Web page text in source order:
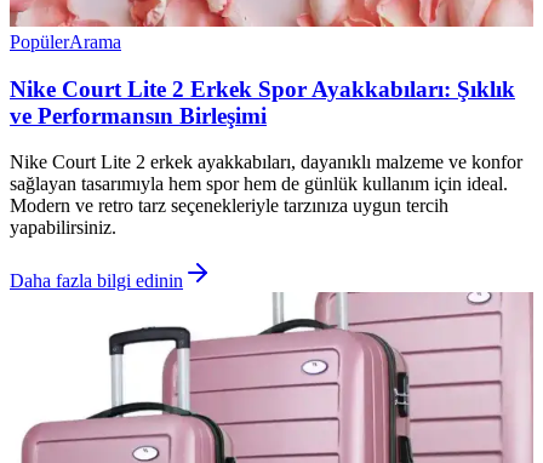
PopülerArama
Nike Court Lite 2 Erkek Spor Ayakkabıları: Şıklık
ve Performansın Birleşimi
Nike Court Lite 2 erkek ayakkabıları, dayanıklı malzeme ve konfor
sağlayan tasarımıyla hem spor hem de günlük kullanım için ideal.
Modern ve retro tarz seçenekleriyle tarzınıza uygun tercih
yapabilirsiniz.
Daha fazla bilgi edinin